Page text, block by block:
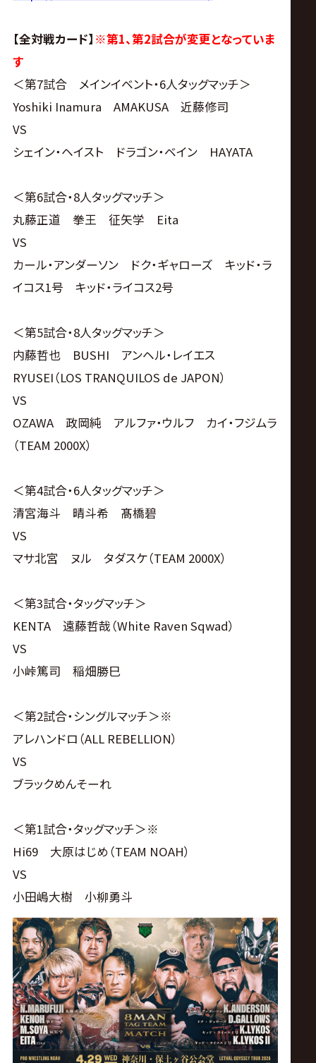
【全対戦カード】 ※第1、第2試合が変更となっていま
す
＜第7試合 メインイベント・6人タッグマッチ＞
Yoshiki Inamura AMAKUSA 近藤修司
VS
シェイン・ヘイスト ドラゴン・ベイン HAYATA
＜第6試合・8人タッグマッチ＞
丸藤正道 拳王 征矢学 Eita
VS
カール・アンダーソン ドク・ギャローズ キッド・ラ
イコス1号 キッド・ライコス2号
＜第5試合・8人タッグマッチ＞
内藤哲也 BUSHI アンヘル・レイエス
RYUSEI（LOS TRANQUILOS de JAPON）
VS
OZAWA 政岡純 アルファ・ウルフ カイ・フジムラ
（TEAM 2000X）
＜第4試合・6人タッグマッチ＞
清宮海斗 晴斗希 髙橋碧
VS
マサ北宮 ヌル タダスケ（TEAM 2000X）
＜第3試合・タッグマッチ＞
KENTA 遠藤哲哉（White Raven Sqwad）
VS
小峠篤司 稲畑勝巳
＜第2試合・シングルマッチ＞※
アレハンドロ（ALL REBELLION）
VS
ブラックめんそーれ
＜第1試合・タッグマッチ＞※
Hi69 大原はじめ（TEAM NOAH）
VS
小田嶋大樹 小柳勇斗